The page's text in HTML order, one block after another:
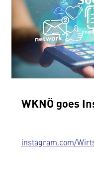
WKNÖ goes
instagram.com/